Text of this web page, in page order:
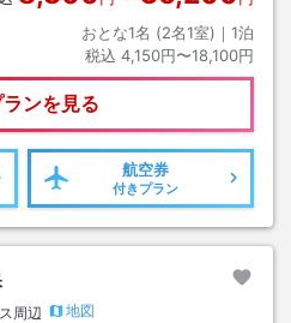
おとな1名 (2名1室)｜ 1泊
税込 4,150円〜18,100円
ンを見る
航空券
付きプラン
周辺
地図